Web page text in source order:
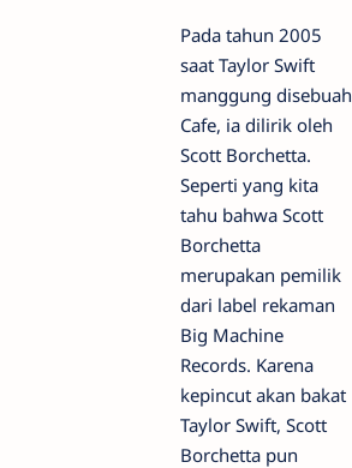
Pada tahun 2005
saat Taylor Swift
manggung disebuah
Cafe, ia dilirik oleh
Scott Borchetta.
Seperti yang kita
tahu bahwa Scott
Borchetta
merupakan pemilik
dari label rekaman
Big Machine
Records. Karena
kepincut akan bakat
Taylor Swift, Scott
Borchetta pun